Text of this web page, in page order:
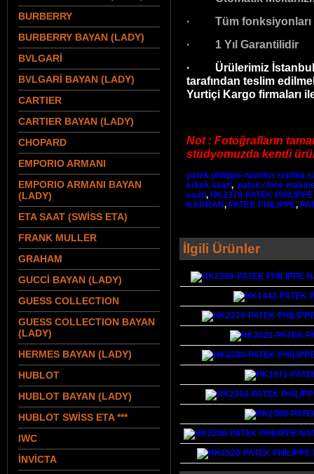
BURBERRY
BURBERRY BAYAN (LADY)
BVLGARİ
BVLGARİ BAYAN (LADY)
CARTIER
CARTIER BAYAN (LADY)
CHOPARD
EMPORIO ARMANI
EMPORIO ARMANI BAYAN
(LADY)
ETA SAAT (SWİSS ETA)
FRANK MULLER
GRAHAM
GUCCİ BAYAN (LADY)
GUESS COLLECTION
GUESS COLLECTION BAYAN
(LADY)
HERMES BAYAN (LADY)
HUBLOT
HUBLOT BAYAN (LADY)
HUBLOT SWİSS ETA ***
IWC
İNVİCTA
· Tüm fonksiyonları
· 1 Yıl Garantilidir
· Ürülerimiz İstanbul
tarafından teslim
Yurtiçi Kargo firmaları
Not : Fotoğrafların
stüdyomuzda kendi
patek philippe nautilus replika
erkek saati, patek clone
saati, HK2370-PATEK
KADRAN, PATEK PHILIPPE,
İlgili Ürünler